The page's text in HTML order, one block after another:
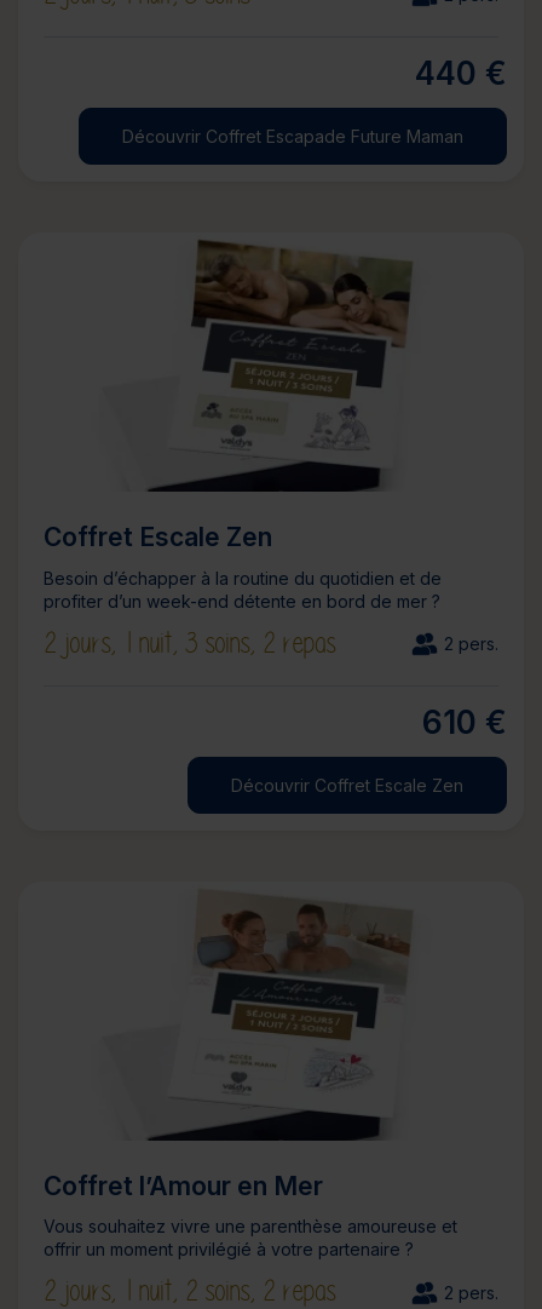
440 €
Découvrir Coffret Escapade Future Maman
Coffret Escale Zen
Besoin d’échapper à la routine du quotidien et de
profiter d’un week-end détente en bord de mer ?
2 jours, 1 nuit, 3 soins, 2 repas 2 pers.
610 €
Découvrir Coffret Escale Zen
Coffret l’Amour en Mer
Vous souhaitez vivre une parenthèse amoureuse et
offrir un moment privilégié à votre partenaire ?
2 jours, 1 nuit, 2 soins, 2 repas 2 pers.